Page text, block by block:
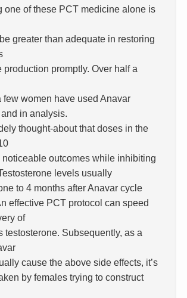
one of these PCT medicine alone is
greater than adequate in restoring
production promptly. Over half a
few women have used Anavar
in analysis.
thought-about that doses in the
noticeable outcomes while inhibiting
levels usually
to 4 months after Anavar cycle
effective PCT protocol can speed
of
testosterone. Subsequently, as a
cause the above side effects, it’s
by females trying to construct